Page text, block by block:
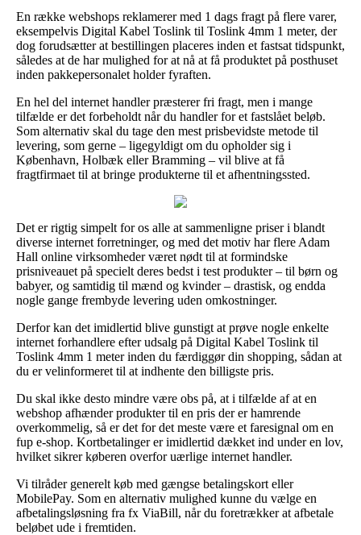
En række webshops reklamerer med 1 dags fragt på flere varer,
eksempelvis Digital Kabel Toslink til Toslink 4mm 1 meter, der
dog forudsætter at bestillingen placeres inden et fastsat tidspunkt,
således at de har mulighed for at nå at få produktet på posthuset
inden pakkepersonalet holder fyraften.
En hel del internet handler præsterer fri fragt, men i mange
tilfælde er det forbeholdt når du handler for et fastslået beløb.
Som alternativ skal du tage den mest prisbevidste metode til
levering, som gerne – ligegyldigt om du opholder sig i
København, Holbæk eller Bramming – vil blive at få
fragtfirmaet til at bringe produkterne til et afhentningssted.
Det er rigtig simpelt for os alle at sammenligne priser i blandt
diverse internet forretninger, og med det motiv har flere Adam
Hall online virksomheder været nødt til at formindske
prisniveauet på specielt deres bedst i test produkter – til børn og
babyer, og samtidig til mænd og kvinder – drastisk, og endda
nogle gange frembyde levering uden omkostninger.
Derfor kan det imidlertid blive gunstigt at prøve nogle enkelte
internet forhandlere efter udsalg på Digital Kabel Toslink til
Toslink 4mm 1 meter inden du færdiggør din shopping, sådan at
du er velinformeret til at indhente den billigste pris.
Du skal ikke desto mindre være obs på, at i tilfælde af at en
webshop afhænder produkter til en pris der er hamrende
overkommelig, så er det for det meste være et faresignal om en
fup e-shop. Kortbetalinger er imidlertid dækket ind under en lov,
hvilket sikrer køberen overfor uærlige internet handler.
Vi tilråder generelt køb med gængse betalingskort eller
MobilePay. Som en alternativ mulighed kunne du vælge en
afbetalingsløsning fra fx ViaBill, når du foretrækker at afbetale
beløbet ude i fremtiden.